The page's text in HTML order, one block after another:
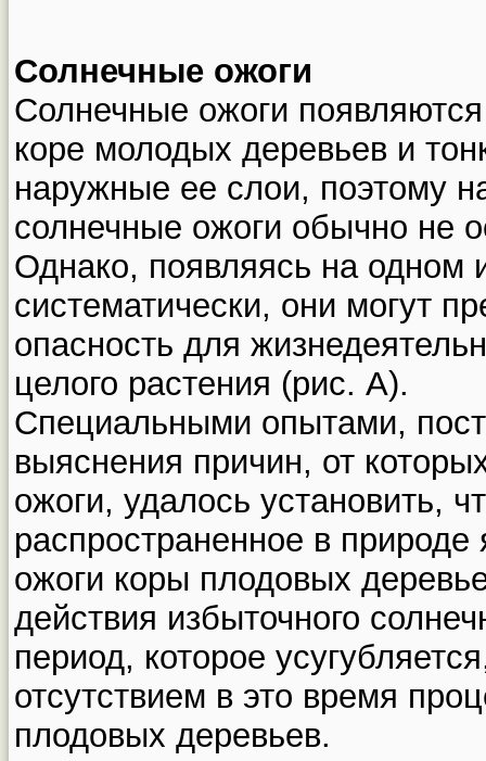
Солнечные ожоги
Солнечные ожоги
коре молодых деревьев и
наружные ее слои, поэтому
солнечные ожоги обычно не
Однако, появляясь на одном
систематически, они могут
опасность для
целого растения (рис. А).
Специальными опытами,
выяснения причин, от
ожоги, удалось установить,
распространенное в
ожоги коры плодовых
действия избыточного
период, которое
отсутствием в это время
плодовых деревьев.